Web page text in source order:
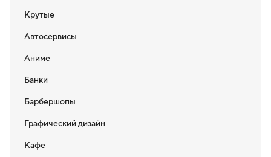
Крутые
Автосервисы
Аниме
Банки
Барбершопы
Графический дизайн
Кафе